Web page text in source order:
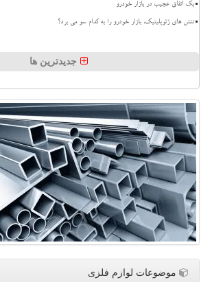
بک اتفاق عجیب در بازار خودرو
تنش های ژئوپلیتیک، بازار خودرو را به کدام سو می برد؟
جدیدترین ها
موضوعات لوازم فلزی